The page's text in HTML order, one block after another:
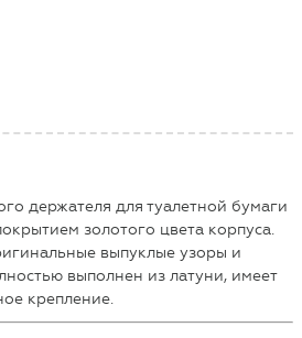
держателя для туалетной бумаги
золотого цвета корпуса.
выпуклые узоры и
выполнен из латуни, имеет
крепление.